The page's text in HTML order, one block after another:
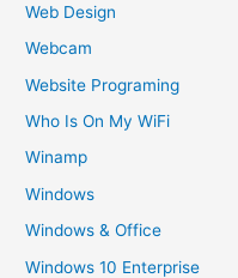
Web Design
Webcam
Website Programing
Who Is On My WiFi
Winamp
Windows
Windows & Office
Windows 10 Enterprise